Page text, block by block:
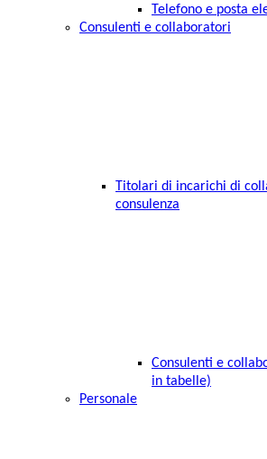
Telefono e posta
Consulenti e collaboratori
Titolari di incarichi di
consulenza
Consulenti e
in tabelle)
Personale